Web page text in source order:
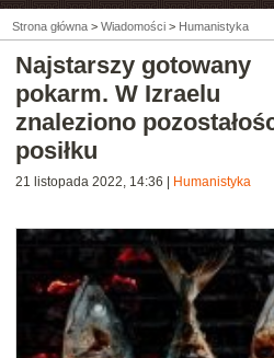
Strona główna > Wiadomości > Humanistyka
Najstarszy gotowany
pokarm. W Izraelu
znaleziono
posiłku
21 listopada 2022, 14:36 Humanistyka